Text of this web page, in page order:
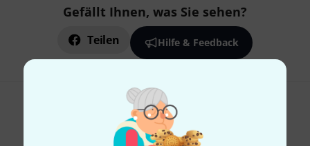
Gefällt Ihnen, was Sie sehen?
Teilen Hilfe & Feedback